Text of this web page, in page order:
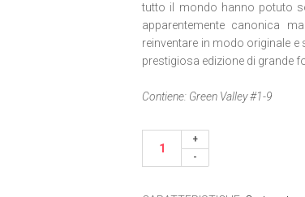
tutto il mondo hanno potuto
apparentemente canonica
reinventare in modo originale
prestigiosa edizione di grande
Contiene: Green Valley #1-9